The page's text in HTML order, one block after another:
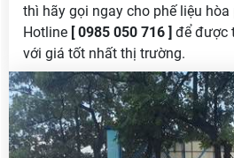
thì hãy gọi ngay cho phế liệu
Hotline [ 0985 050 716 ] để được
với giá tốt nhất thị trường.